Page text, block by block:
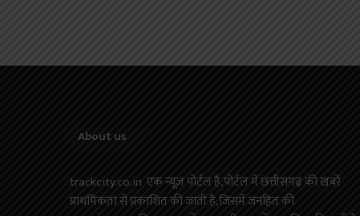
About us
trackcity.co.in एक न्यूज़ पोर्टल है,पोर्टल में छत्तीसगढ़ की खबरें
प्राथमिकता से प्रकाशित की जाती है,जिसमें जनहित की